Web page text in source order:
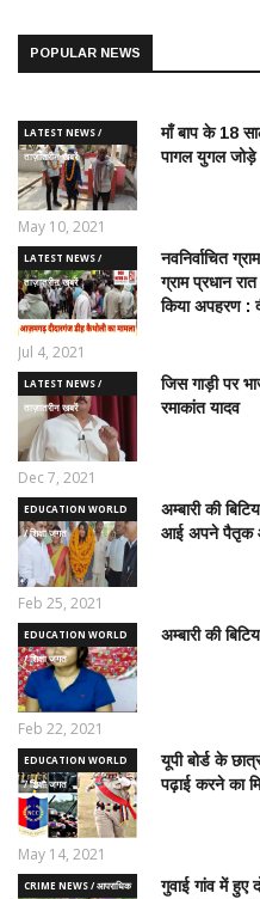
POPULAR NEWS
LATEST NEWS /
ताज़ातरीन खबरें
माँ बाप के 18
पागल युगल जोड़े
May 10, 2021
LATEST NEWS /
ताज़ातरीन खबरें
नवनिर्वाचित
ग्राम प्रधान
किया अपहरण :
Jul 4, 2021
LATEST NEWS /
ताज़ातरीन खबरें
जिस गाड़ी पर
रमाकांत यादव
Dec 7, 2021
EDUCATION WORLD
/ शिक्षा जगत
अम्बारी की
आई अपने पैतृक
Feb 25, 2021
EDUCATION WORLD
/ शिक्षा जगत
अम्बारी की
Feb 22, 2021
EDUCATION WORLD
/ शिक्षा जगत
यूपी बोर्ड के
पढ़ाई करने का
May 14, 2021
CRIME NEWS / आपराधिक
गुवाई गांव में हुए